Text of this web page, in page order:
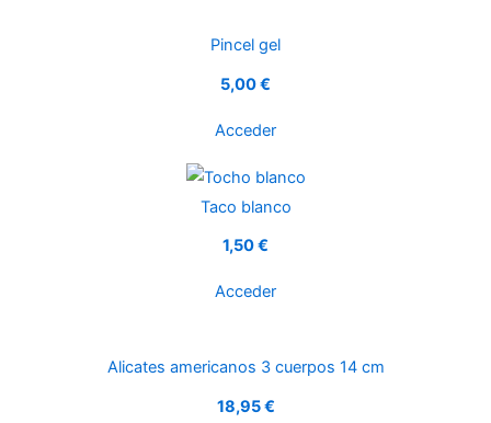
Pincel gel
5,00 €
Acceder
Taco blanco
1,50 €
Acceder
Alicates americanos 3 cuerpos 14 cm
18,95 €